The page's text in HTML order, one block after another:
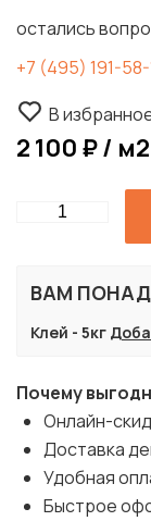
остались
+7 (495) 191-
В
2 100 ₽ / м2
Quantity
ВАМ
Клей - 5кг
Почему
Онлайн-
Доставка
Удобная
Быстрое